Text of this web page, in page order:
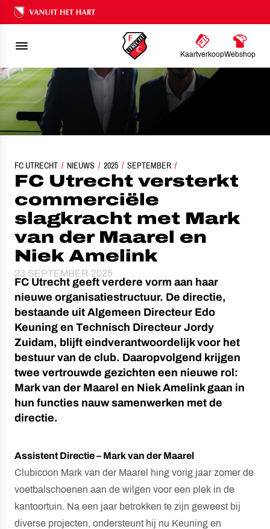
Ons nalatenschap
KaartverkoopWebshop
FC UTRECHT NIEUWS 2025 SEPTEMBER
UTRECHT VERSTERKT COMMERCIËLE SLAGKRACHT MET MARK VAN DER
FC Utrecht versterkt
commerciële
slagkracht met Mark
van der Maarel en
Niek Amelink
23 SEPTEMBER 2025
FC Utrecht geeft verdere vorm aan haar
nieuwe organisatiestructuur. De directie,
bestaande uit Algemeen Directeur Edo
Keuning en Technisch Directeur Jordy
Zuidam, blijft eindverantwoordelijk voor het
bestuur van de club. Daaropvolgend krijgen
twee vertrouwde gezichten een nieuwe rol:
Mark van der Maarel en Niek Amelink gaan in
hun functies nauw samenwerken met de
directie.
Assistent Directie – Mark van der Maarel
Clubicoon Mark van der Maarel hing vorig jaar zomer de
voetbalschoenen aan de wilgen voor een plek in de
kantoortuin. Na een jaar betrokken te zijn geweest bij
diverse projecten, ondersteunt hij nu Keuning en